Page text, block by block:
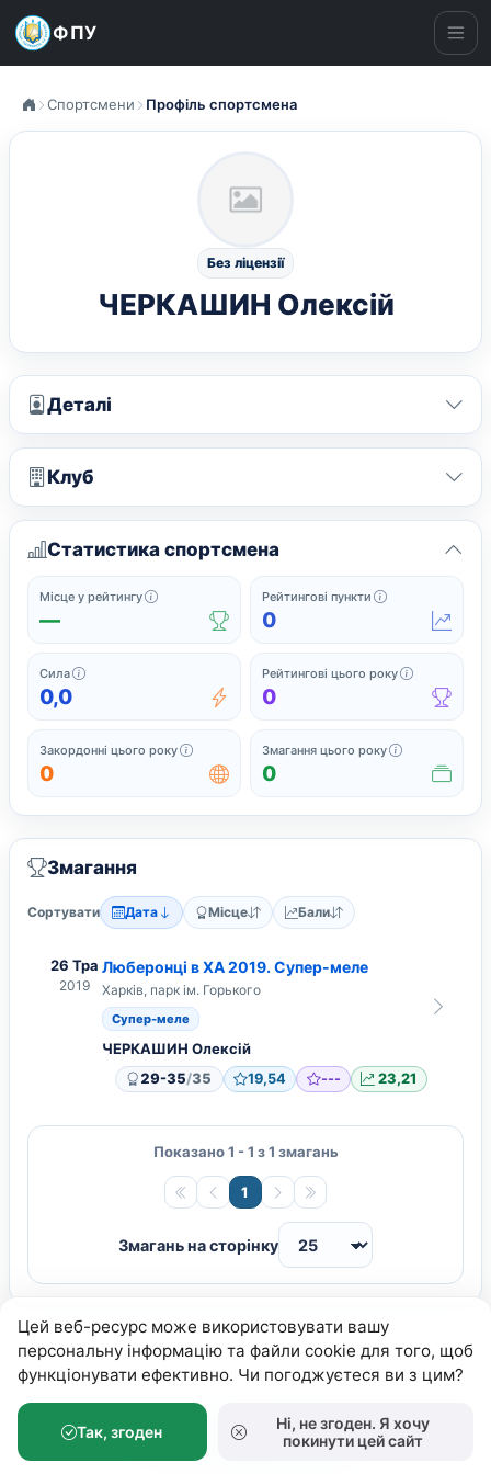
ФПУ
Цей веб-ресурс може використовувати вашу
персональну інформацію та файли cookie для того, щоб
функціонувати ефективно. Чи погоджуєтеся ви з цим?
Так, згоден
Ні, не згоден. Я хочу
покинути цей сайт
Спортсмени Профіль спортсмена
Без ліцензії
ЧЕРКАШИН Олексій
Деталі
Клуб
Статистика спортсмена
Місце у рейтингу Офіційне місце у поточному рейтингу серед
—
Рейтингові пункти Поточні
0
Сила Сила підсумовує найсильніші нещодавні рейтингові
0,0
Рейтингові цього року Завершені
0
Закордонні цього року Закордонні змагання, у яких спортсмен грав
0
Змагання цього року Усі
0
Змагання
Сортувати Дата Місце Бали
26 Тра
2019
Люберонці в ХА 2019. Супер-меле
Харків, парк ім. Горького
Супер-меле
ЧЕРКАШИН Олексій
29-35/35 19,54 --- 23,21
Показано 1 - 1 з 1 змагань
1
Змагань на сторінку
Федерація Петанку України© 2026.
Розробка:
Андрiй Волошко